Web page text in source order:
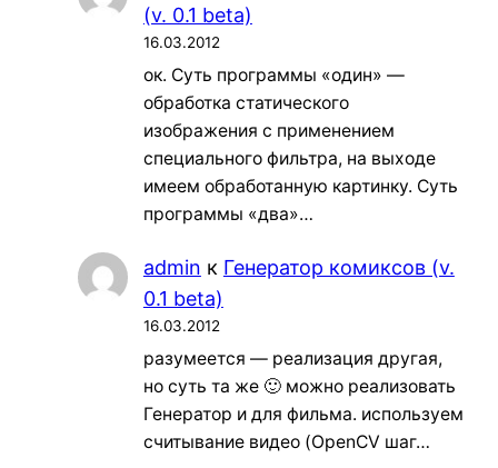
(v. 0.1 beta)
16.03.2012
ок. Суть программы «один» —
обработка статического
изображения с применением
специального фильтра, на выходе
имеем обработанную картинку. Суть
программы «два»…
admin к Генератор комиксов (v.
0.1 beta)
16.03.2012
разумеется — реализация другая,
но суть та же 🙂 можно реализовать
Генератор и для фильма. используем
считывание видео (OpenCV шаг…